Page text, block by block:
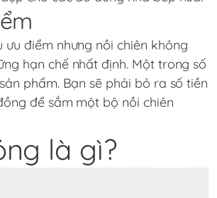
ưu điểm nhưng nồi chiên không
hạn chế nhất định. Một trong số
phẩm. Bạn sẽ phải bỏ ra số tiền
để sắm một bộ nồi chiên
là gì?